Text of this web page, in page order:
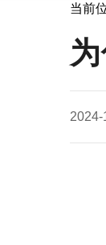
当前
2024-